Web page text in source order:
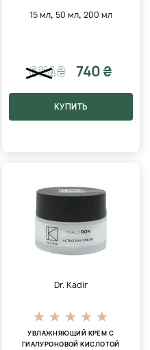
15 мл, 50 мл, 200 мл
6114₴ 740 ₴
КУПИТЬ
Dr. Kadir
УВЛАЖНЯЮЩИЙ КРЕМ С
ГИАЛУРОНОВОЙ КИСЛОТОЙ